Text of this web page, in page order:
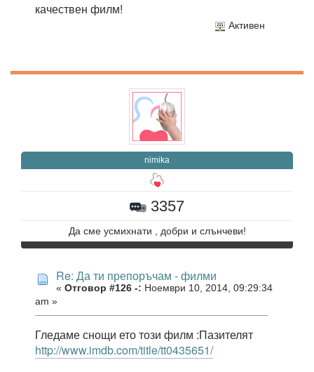
качествен филм!
Активен
nimika
3357
Да сме усмихнати , добри и слънчеви!
Re: Да ти препоръчам - филми
« Отговор #126 -: Ноември 10, 2014, 09:29:34
am »
Гледаме снощи ето този филм :Пазителят
http://www.imdb.com/title/tt0435651/